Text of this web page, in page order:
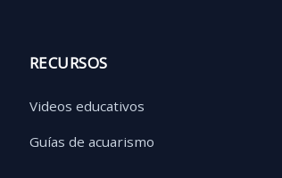
RECURSOS
Videos educativos
Guías de acuarismo